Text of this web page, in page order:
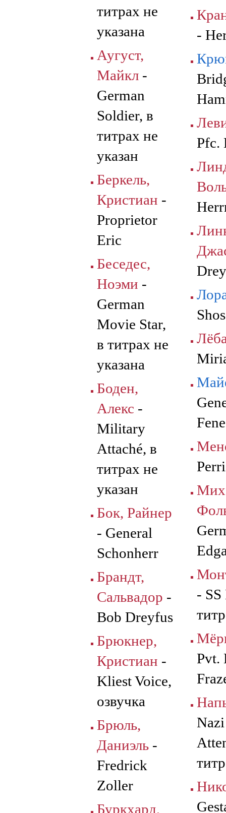
титрах не
указана
Аугуст,
Майкл -
German
Soldier, в
титрах не
указан
Беркель,
Кристиан -
Proprietor
Eric
Беседес,
Ноэми -
German
Movie Star,
в титрах не
указана
Боден,
Алекс -
Military
Attaché, в
титрах не
указан
Бок, Райнер
- General
Schonherr
Брандт,
Сальвадор -
Bob Dreyfus
Брюкнер,
Кристиан -
Kliest Voice,
озвучка
Брюль,
Даниэль -
Fredrick
Zoller
Буркхард,
-
Pfc.
-
Pvt.